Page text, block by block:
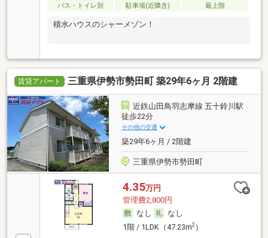
バス・トイレ別
駐車場(近隣含) 最上階
積水ハウスのシャーメゾン！
賃貸アパート 三重県伊勢市勢田町 築29年6ヶ月 2階建
近鉄山田鳥羽志摩線 五十鈴川駅
徒歩22分
その他の交通
築29年6ヶ月 / 2階建
三重県伊勢市勢田町
4.35万円
管理費2,800円
なし
なし
1階 / 1LDK（47.23m2）